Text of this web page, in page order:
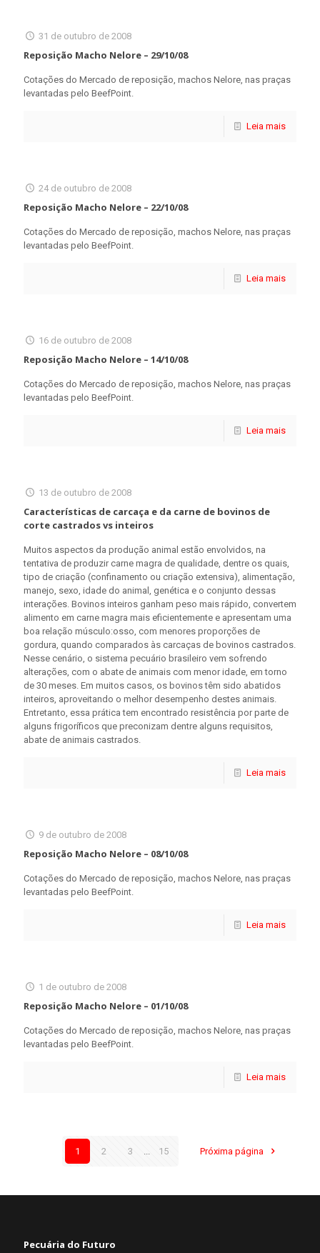
31 de outubro de 2008
Reposição Macho Nelore – 29/10/08
Cotações do Mercado de reposição, machos Nelore, nas praças
levantadas pelo BeefPoint.
Leia mais
24 de outubro de 2008
Reposição Macho Nelore – 22/10/08
Cotações do Mercado de reposição, machos Nelore, nas praças
levantadas pelo BeefPoint.
Leia mais
16 de outubro de 2008
Reposição Macho Nelore – 14/10/08
Cotações do Mercado de reposição, machos Nelore, nas praças
levantadas pelo BeefPoint.
Leia mais
13 de outubro de 2008
Características de carcaça e da carne de bovinos de
corte castrados vs inteiros
Muitos aspectos da produção animal estão envolvidos, na
tentativa de produzir carne magra de qualidade, dentre os quais,
tipo de criação (confinamento ou criação extensiva), alimentação,
manejo, sexo, idade do animal, genética e o conjunto dessas
interações. Bovinos inteiros ganham peso mais rápido, convertem
alimento em carne magra mais eficientemente e apresentam uma
boa relação músculo:osso, com menores proporções de
gordura, quando comparados às carcaças de bovinos castrados.
Nesse cenário, o sistema pecuário brasileiro vem sofrendo
alterações, com o abate de animais com menor idade, em torno
de 30 meses. Em muitos casos, os bovinos têm sido abatidos
inteiros, aproveitando o melhor desempenho destes animais.
Entretanto, essa prática tem encontrado resistência por parte de
alguns frigoríficos que preconizam dentre alguns requisitos,
abate de animais castrados.
Leia mais
9 de outubro de 2008
Reposição Macho Nelore – 08/10/08
Cotações do Mercado de reposição, machos Nelore, nas praças
levantadas pelo BeefPoint.
Leia mais
1 de outubro de 2008
Reposição Macho Nelore – 01/10/08
Cotações do Mercado de reposição, machos Nelore, nas praças
levantadas pelo BeefPoint.
Leia mais
1 2 3 ... 15 Próxima página
Pecuária do Futuro